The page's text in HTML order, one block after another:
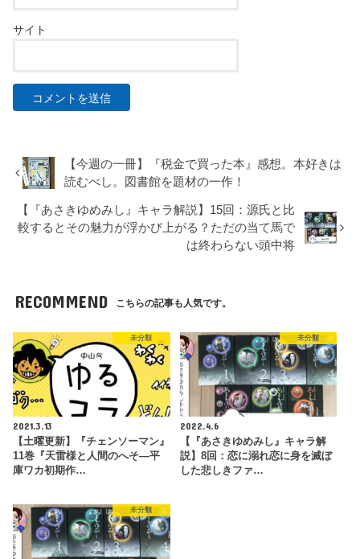
サイト
【今週の一冊】『税金で買った本』感想。本好きは
読むべし。図書館を題材の一作！
【『あさきゆめみし』キャラ解説】15回：源氏と比
較するとその魅力が浮かび上がる？ただの当て馬で
は終わらない頭中将
RECOMMEND こちらの記事も人気です。
未分類
2021.3.13
【土曜更新】『チェンソーマン』
11巻『天雷様と人間のへそ―平
庫ワカ初期作…
未分類
2022.4.6
【『あさきゆめみし』キャラ解
説】8回：恋に溺れ恋に身を滅ぼ
した悲しきファ…
未分類